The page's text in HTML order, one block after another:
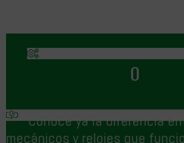
O
Conoce ya la diferencia
mecánicos y relojes que